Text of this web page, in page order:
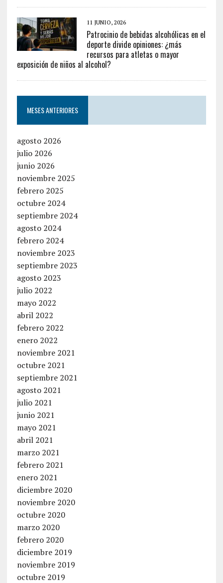
11 JUNIO, 2026
Patrocinio de bebidas alcohólicas en el
deporte divide opiniones: ¿más
recursos para atletas o mayor
exposición de niños al alcohol?
MESES ANTERIORES
agosto 2026
julio 2026
junio 2026
noviembre 2025
febrero 2025
octubre 2024
septiembre 2024
agosto 2024
febrero 2024
noviembre 2023
septiembre 2023
agosto 2023
julio 2022
mayo 2022
abril 2022
febrero 2022
enero 2022
noviembre 2021
octubre 2021
septiembre 2021
agosto 2021
julio 2021
junio 2021
mayo 2021
abril 2021
marzo 2021
febrero 2021
enero 2021
diciembre 2020
noviembre 2020
octubre 2020
marzo 2020
febrero 2020
diciembre 2019
noviembre 2019
octubre 2019